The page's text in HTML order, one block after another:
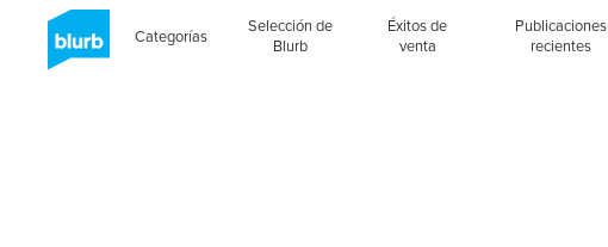
Categorías
Selección de
Blurb
Éxitos de
venta
Publicaciones
recientes